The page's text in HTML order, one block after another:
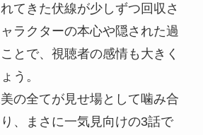
てきた伏線が少しずつ回収さ
ラクターの本心や隠された過
とで、視聴者の感情も大きく
う。
の全てが見せ場として噛み合
、まさに一気見向けの3話で